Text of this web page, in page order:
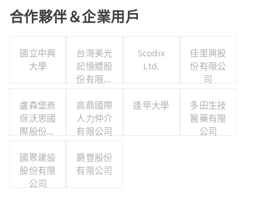
合作夥伴＆企業用戶
國立中興
大學
台灣美光
記憶體股
份有限公
Scodix
Ltd.
佳里興股
份有限公
司
盧森堡商
保沃思國
際股份有
高鼎國際
人力仲介
有限公司
逢甲大學
多田生技
醫藥有限
公司
國聚建設
股份有限
公司
爵豐股份
有限公司